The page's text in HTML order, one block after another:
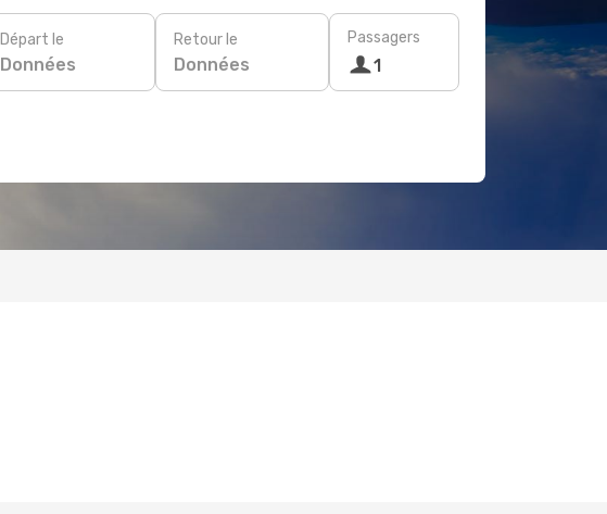
Départ le
Données
Retour le
Données
Passagers
1